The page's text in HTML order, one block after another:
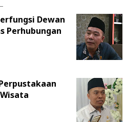
Dewan
Perhubungan